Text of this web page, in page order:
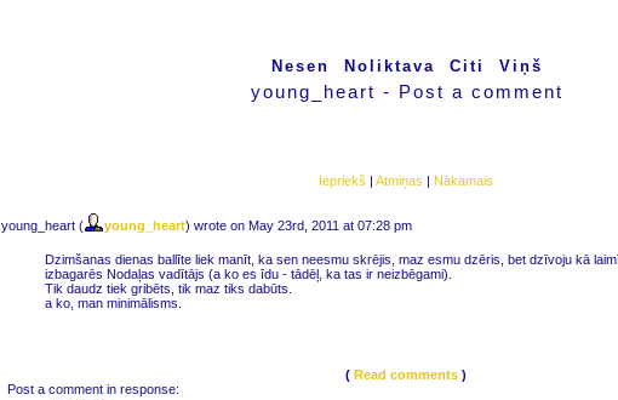
Nesen Noliktava Citi Viņš
young_heart - Post a comment
Iepriekš | Atmiņas | Nākamais
young_heart ( young_heart) wrote on May 23rd, 2011 at 07:28 pm
Dzimšanas dienas ballīte liek manīt, ka sen neesmu skrējis, maz esmu dzēris, bet dzīvoju kā
izbagarēs Nodaļas vadītājs (a ko es īdu - tādēļ, ka tas ir neizbēgami).
Tik daudz tiek gribēts, tik maz tiks dabūts.
a ko, man minimālisms.
( Read comments )
Post a comment in response: